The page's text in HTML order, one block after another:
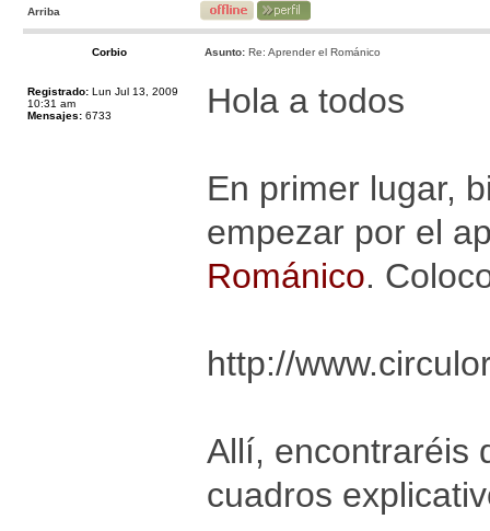
Arriba
Corbio Asunto: Re: Aprender el Románico
Registrado: Lun Jul 13, 2009
10:31 am
Mensajes: 6733 Hola a todos
En primer lugar,
empezar por el
Románico.
http://
Allí, encontraréis
cuadros